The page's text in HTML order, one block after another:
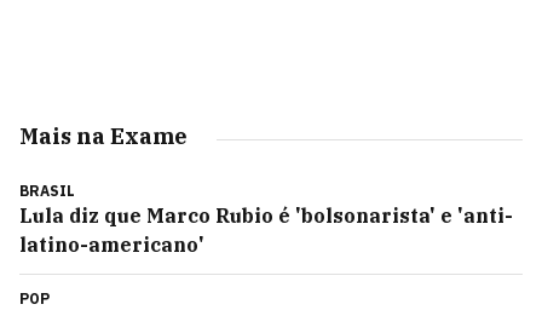
Mais na Exame
BRASIL
Lula diz que Marco Rubio é 'bolsonarista' e 'anti-
latino-americano'
POP